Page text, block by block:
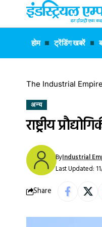
होम ट्रेंडिंग खबरें
The Industrial Empire
अन्य
राष्ट्रीय
Last Updated:
ByIndustrial
Share